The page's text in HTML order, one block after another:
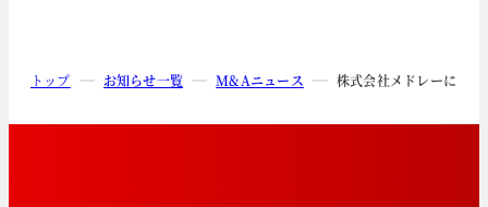
トップ お知らせ一覧 M&Aニュース 株式会社メドレーによ